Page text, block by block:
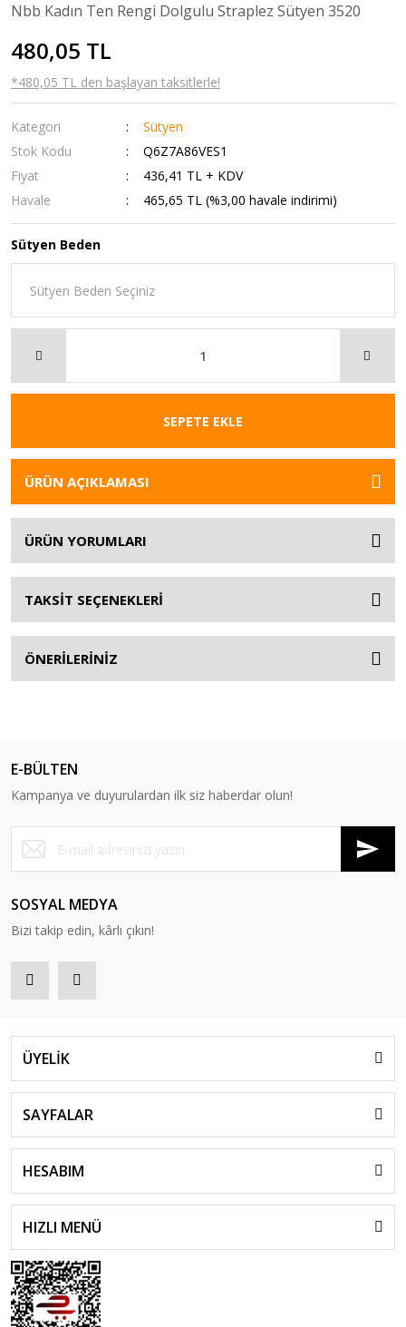
Nbb Kadın Ten Rengi Dolgulu Straplez Sütyen 3520
480,05 TL
*480,05 TL den başlayan taksitlerle!
Kategori
Sütyen
Stok Kodu
Q6Z7A86VES1
Fiyat
436,41 TL + KDV
Havale
465,65 TL (%3,00 havale indirimi)
Sütyen Beden
SEPETE EKLE
ÜRÜN AÇIKLAMASI
ÜRÜN YORUMLARI
TAKSİT SEÇENEKLERİ
ÖNERİLERİNİZ
E-BÜLTEN
Kampanya ve duyurulardan ilk siz haberdar olun!
SOSYAL MEDYA
Bizi takip edin, kârlı çıkın!
ÜYELİK
SAYFALAR
HESABIM
HIZLI MENÜ